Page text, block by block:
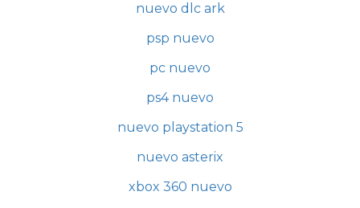
nuevo dlc ark
psp nuevo
pc nuevo
ps4 nuevo
nuevo playstation 5
nuevo asterix
xbox 360 nuevo